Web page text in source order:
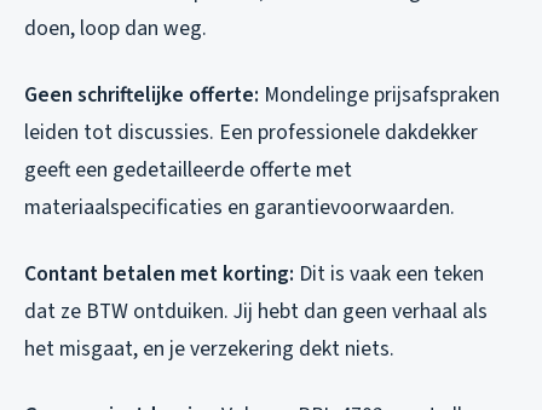
doen, loop dan weg.
Geen schriftelijke offerte: Mondelinge prijsafspraken
leiden tot discussies. Een professionele dakdekker
geeft een gedetailleerde offerte met
materiaalspecificaties en garantievoorwaarden.
Contant betalen met korting: Dit is vaak een teken
dat ze BTW ontduiken. Jij hebt dan geen verhaal als
het misgaat, en je verzekering dekt niets.